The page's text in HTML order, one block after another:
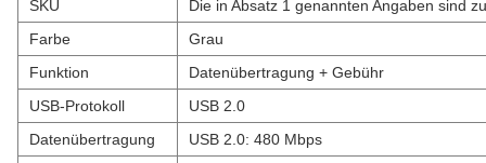
SKU
Die in Absatz 1 genannten Angaben sind
Farbe
Grau
Funktion
Datenübertragung + Gebühr
USB-Protokoll
USB 2.0
Datenübertragung
USB 2.0: 480 Mbps